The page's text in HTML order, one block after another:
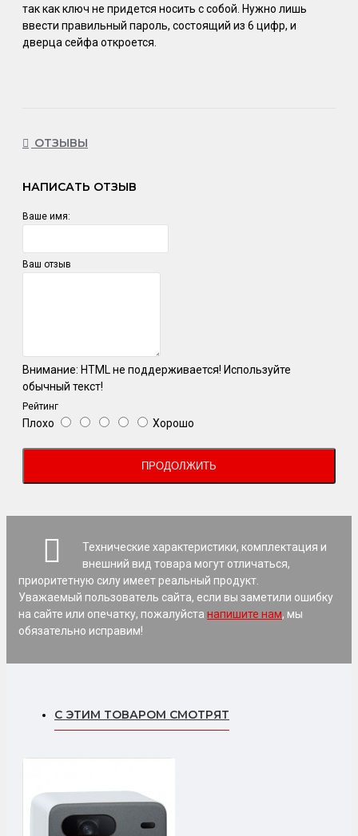
так как ключ не придется носить с собой. Нужно лишь
ввести правильный пароль, состоящий из 6 цифр, и
дверца сейфа откроется.
ОТЗЫВЫ
НАПИСАТЬ ОТЗЫВ
Ваше имя:
Ваш отзыв
Внимание: HTML не поддерживается! Используйте
обычный текст!
Рейтинг
Плохо Хорошо
ПРОДОЛЖИТЬ
Технические характеристики, комплектация и
внешний вид товара могут отличаться,
приоритетную силу имеет реальный продукт.
Уважаемый пользователь сайта, если вы заметили ошибку
на сайте или опечатку, пожалуйста напишите нам, мы
обязательно исправим!
С ЭТИМ ТОВАРОМ СМОТРЯТ